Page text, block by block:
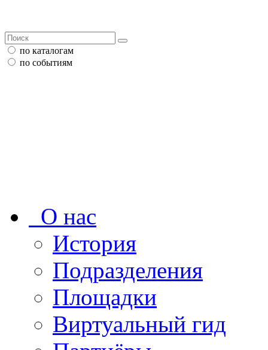
по каталогам
по событиям
О нас
История
Подразделения
Площадки
Виртуальный гид